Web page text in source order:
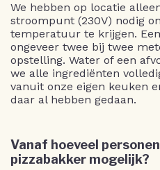
We hebben op locatie
stroompunt (230V) nodig
temperatuur te krijgen.
ongeveer twee bij twee
opstelling. Water of een
we alle ingrediënten
vanuit onze eigen keuken
daar al hebben gedaan.
Vanaf hoeveel
pizzabakker mogelijk?